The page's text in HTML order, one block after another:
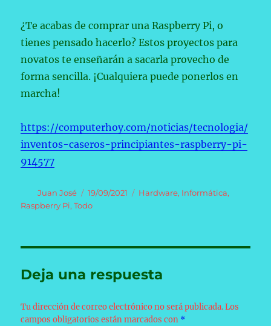
¿Te acabas de comprar una Raspberry Pi, o
tienes pensado hacerlo? Estos proyectos para
novatos te enseñarán a sacarla provecho de
forma sencilla. ¡Cualquiera puede ponerlos en
marcha!
https://computerhoy.com/noticias/tecnologia/
inventos-caseros-principiantes-raspberry-pi-
914577
Autor
Juan José
Publicado
el
19/09/2021 Categorías
Hardware, Informática,
Raspberry Pi,Todo
Deja una respuesta
Tu dirección de correo electrónico no será publicada. Los
campos obligatorios están marcados con *